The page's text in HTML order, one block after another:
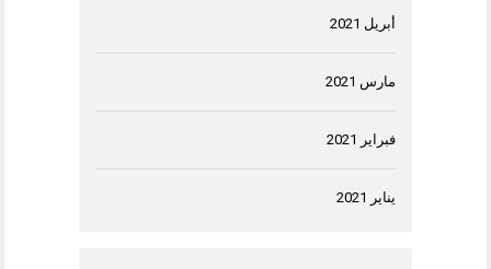
أبريل 2021
مارس 2021
فبراير 2021
يناير 2021